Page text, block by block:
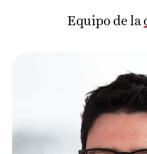
Equipo de la